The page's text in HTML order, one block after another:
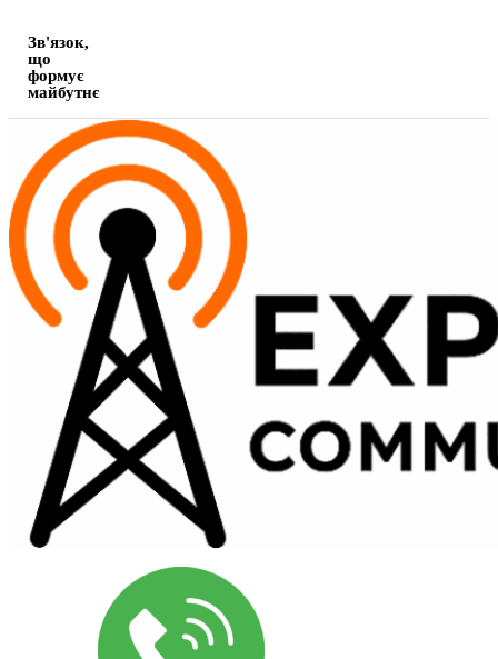
Зв'язок,
що
формує
майбутнє